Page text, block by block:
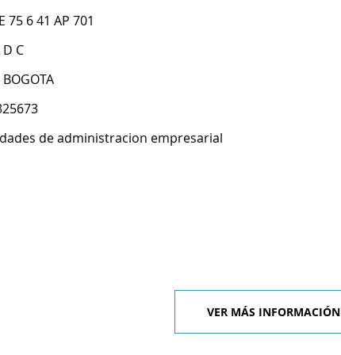
75 6 41 AP 701
D C
BOGOTA
de administracion empresarial
VER MÁS INFORMACIÓN